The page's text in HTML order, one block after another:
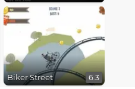
Biker Street 6.3